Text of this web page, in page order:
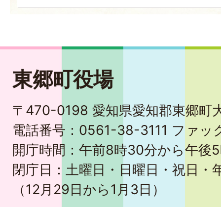
東郷町役場
〒470-0198 愛知県愛知郡東郷町
電話番号：0561-38-3111 ファ
開庁時間：午前8時30分から午後
閉庁日：土曜日・日曜日・祝日・
（12月29日から1月3日）